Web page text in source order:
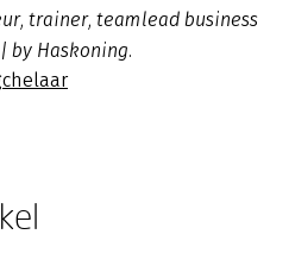
trainer, teamlead business
by Haskoning.